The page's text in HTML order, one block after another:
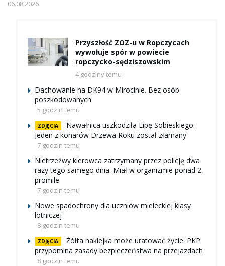
06.08.2026
Przyszłość ZOZ-u w Ropczycach
wywołuje spór w powiecie
ropczycko-sędziszowskim
4 godziny temu
Dachowanie na DK94 w Mirocinie. Bez osób
poszkodowanych
5 godzin temu
ZDJĘCIA
Nawałnica uszkodziła Lipę Sobieskiego.
Jeden z konarów Drzewa Roku został złamany
7 godzin temu
Nietrzeźwy kierowca zatrzymany przez policję dwa
razy tego samego dnia. Miał w organizmie ponad 2
promile
7 godzin temu
Nowe spadochrony dla uczniów mieleckiej klasy
lotniczej
8 godzin temu
ZDJĘCIA
Żółta naklejka może uratować życie. PKP
przypomina zasady bezpieczeństwa na przejazdach
8 godzin temu